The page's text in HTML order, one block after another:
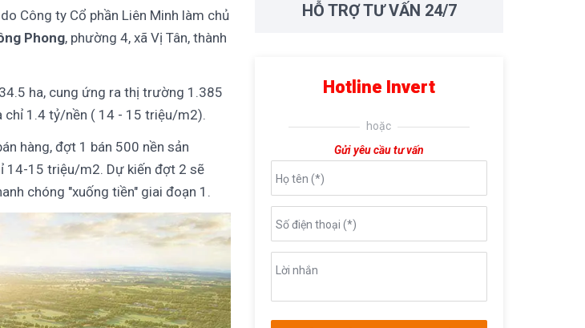
HỖ TRỢ TƯ VẤN 24/7
Hotline Invert
hoặc
Gửi yêu cầu tư vấn
Họ tên (*)
Số điện thoại (*)
Lời nhắn
do Công ty Cổ phần Liên Minh làm chủ
Phong, phường 4, xã Vị Tân, thành
ha, cung ứng ra thị trường 1.385
chỉ 1.4 tỷ/nền ( 14 - 15 triệu/m2).
hàng, đợt 1 bán 500 nền sản
14-15 triệu/m2. Dự kiến đợt 2 sẽ
chóng "xuống tiền" giai đoạn 1.